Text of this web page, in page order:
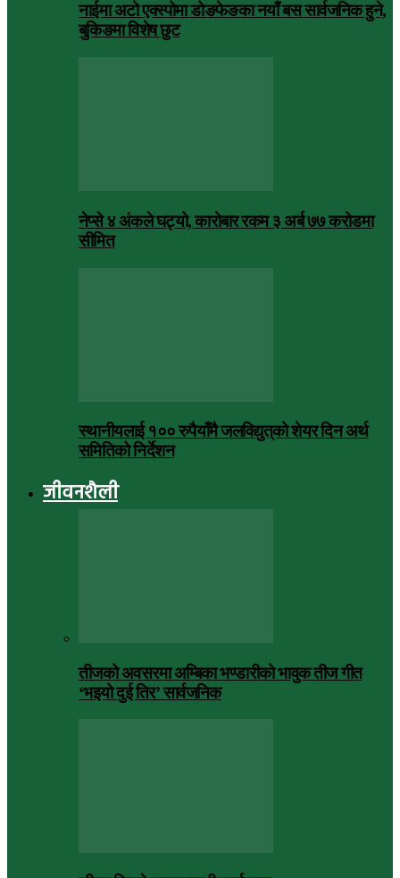
नाईमा अटो एक्स्पोमा डोङफेङका नयाँ बस सार्वजनिक हुने,
बुकिङमा विशेष छुट
नेप्से ४ अंकले घट्यो, कारोबार रकम ३ अर्ब ७७ करोडमा
सीमित
स्थानीयलाई १०० रुपैयाँमै जलविद्युत्‌को शेयर दिन अर्थ
समितिको निर्देशन
जीवनशैली
तीजको अवसरमा अम्बिका भण्डारीको भावुक तीज गीत
‘भइयो दुई तिर’ सार्वजनिक